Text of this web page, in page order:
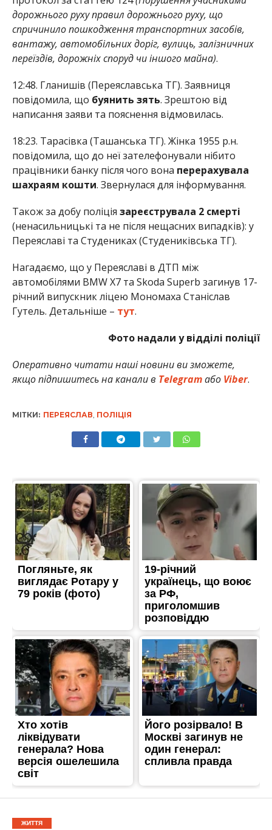
дорожнього руху правил дорожнього руху, що
спричинило пошкодження транспортних засобів,
вантажу, автомобільних доріг, вулиць, залізничних
переїздів, дорожніх споруд чи іншого майна).
12:48. Гланишів (Переяславська ТГ). Заявниця
повідомила, що буянить зять. Зрештою від
написання заяви та пояснення відмовилась.
18:23. Тарасівка (Ташанська ТГ). Жінка 1955 р.н.
повідомила, що до неї зателефонували нібито
працівники банку після чого вона перерахувала
шахраям кошти. Звернулася для інформування.
Також за добу поліція зареєструвала 2 смерті
(ненасильницькі та не після нещасних випадків): у
Переяславі та Студениках (Студениківська ТГ).
Нагадаємо, що у Переяславі в ДТП між
автомобілями BMW X7 та Skoda Superb загинув 17-
річний випускник ліцею Мономаха Станіслав
Гутель. Детальніше – тут.
Фото надали у відділі поліції
Оперативно читати наші новини ви зможете,
якщо підпишитесь на канали в Telegramабо Viber.
МІТКИ: ПЕРЕЯСЛАВ ПОЛІЦІЯ
ЖИТТЯ